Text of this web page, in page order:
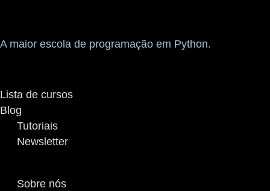
A maior escola de programação em Python.
Lista de cursos
Blog
Tutoriais
Newsletter
Sobre nós